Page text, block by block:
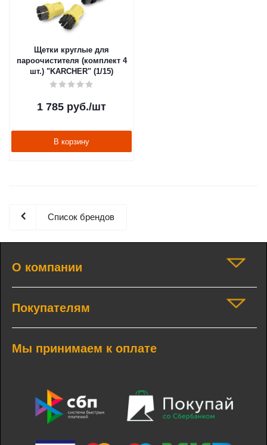
Щетки круглые для
пароочистителя (комплект 4
шт.) "KARCHER" (1/15)
1 785 руб./шт
В корзину
Список брендов
О компании
Покупателям
Мы принимаем к оплате